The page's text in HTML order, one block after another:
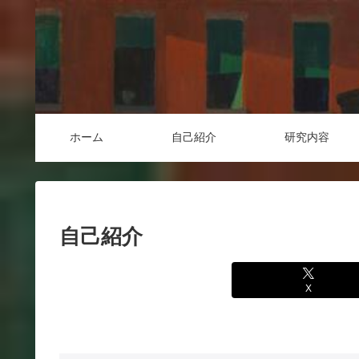
ホーム 自己紹介 研究内容
自己紹介
X